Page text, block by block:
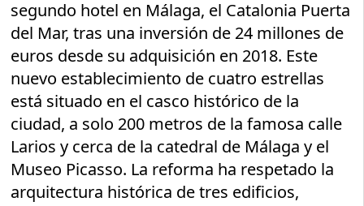
segundo hotel en Málaga, el Catalonia Puerta
del Mar, tras una inversión de 24 millones de
euros desde su adquisición en 2018. Este
nuevo establecimiento de cuatro estrellas
está situado en el casco histórico de la
ciudad, a solo 200 metros de la famosa calle
Larios y cerca de la catedral de Málaga y el
Museo Picasso. La reforma ha respetado la
arquitectura histórica de tres edificios,